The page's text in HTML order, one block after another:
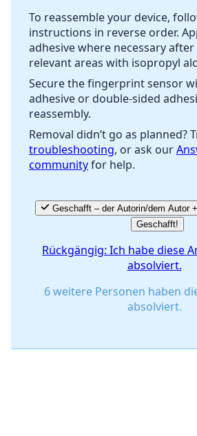
Abbrechen
To reassemble your device,
instructions in reverse order.
adhesive where necessary
relevant areas with isopropyl
Secure the fingerprint sensor
adhesive or double-sided
reassembly.
Removal didn’t go as planned?
troubleshooting, or ask our
communityfor help.
Geschafft – der Autorin/dem Autor
Geschafft!
Rückgängig: Ich habe diese
absolviert.
6 weitere Personen haben
absolviert.